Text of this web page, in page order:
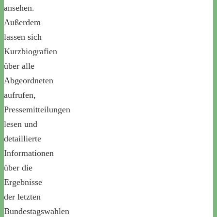
ansehen.
Außerdem
lassen sich
Kurzbiografien
über alle
Abgeordneten
aufrufen,
Pressemitteilungen
lesen und
detaillierte
Informationen
über die
Ergebnisse
der letzten
Bundestagswahlen